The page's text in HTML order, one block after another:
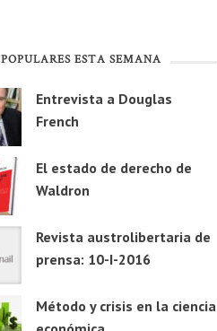
POPULARES ESTA SEMANA
Entrevista a Douglas
French
El estado de derecho de
Waldron
Revista austrolibertaria de
prensa: 10-I-2016
Método y crisis en la ciencia